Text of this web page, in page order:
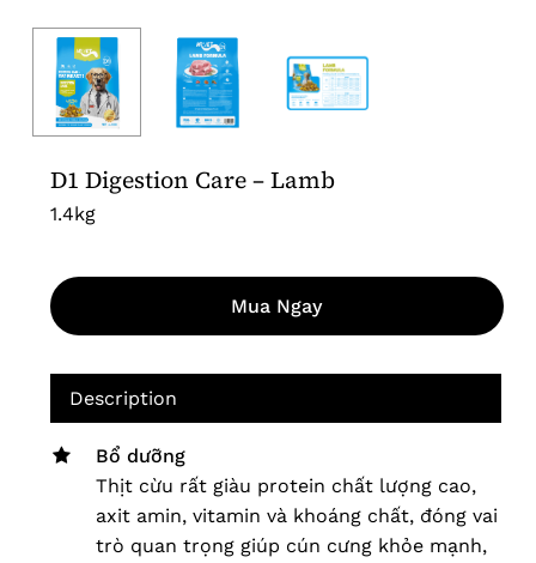
D1 Digestion Care – Lamb
1.4kg
Mua Ngay
Description
Bổ dưỡng
Thịt cừu rất giàu protein chất lượng cao,
axit amin, vitamin và khoáng chất, đóng vai
trò quan trọng giúp cún cưng khỏe mạnh,